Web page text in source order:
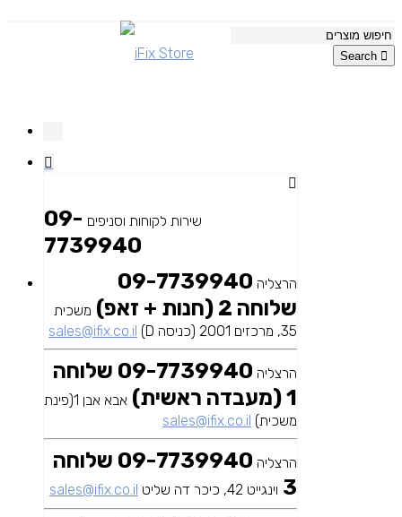
Search
שירות לקוחות וסניפים 09-
7739940
הרצליה 09-7739940
שלוחה 2 (חנות + זאפ)
משכית
35, מרכזים 2001 (כניסה D)
sales@ifix.co.il
הרצליה
09-7739940 שלוחה
1 (מעבדה ראשית)
אבא אבן 1(פינת
משכית) sales@ifix.co.il
הרצליה
09-7739940 שלוחה
3 וינגייט 42, כיכר דה שליט sales@ifix.co.il